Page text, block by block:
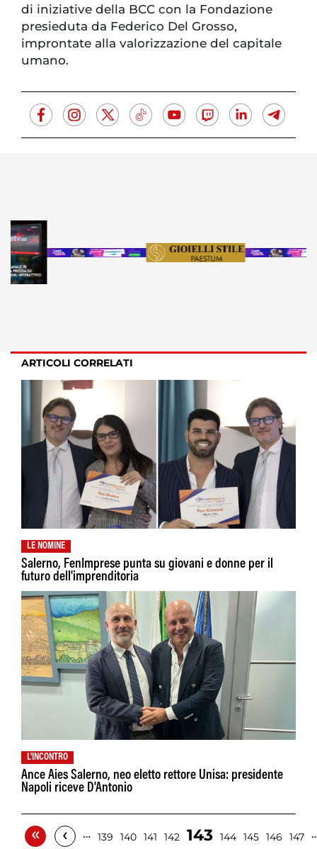
di iniziative della BCC con la Fondazione
presieduta da Federico Del Grosso,
improntate alla valorizzazione del capitale
umano.
ARTICOLI CORRELATI
LE NOMINE
Salerno, FenImprese punta su giovani e donne per il
futuro dell'imprenditoria
L'INCONTRO
Ance Aies Salerno, neo eletto rettore Unisa: presidente
Napoli riceve D'Antonio
« ‹ … 139 140 141 142 143 144 145 146 147